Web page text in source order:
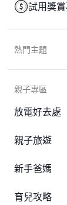
試用獎
熱門主題
親子專區
放電好去處
親子旅遊
新手爸媽
育兒攻略